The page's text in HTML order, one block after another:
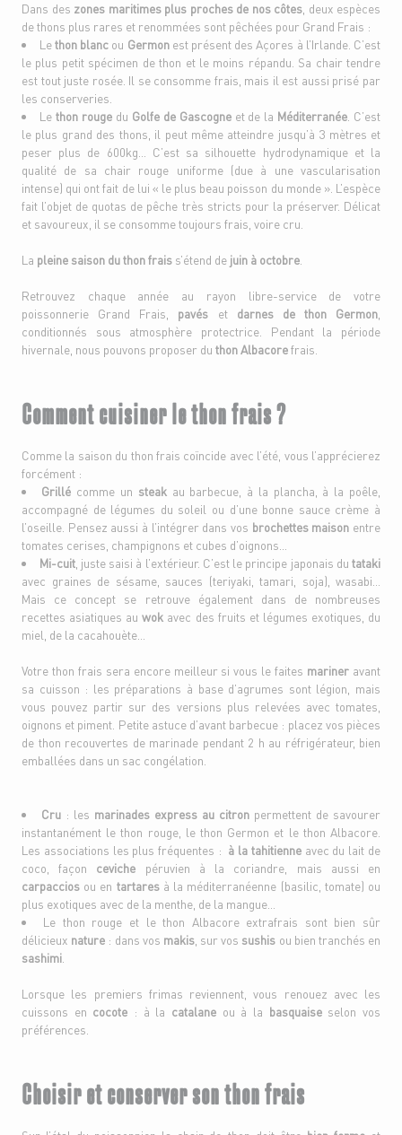
Dans des zones maritimes plus proches de nos côtes , deux espèces
de thons plus rares et renommées sont pêchées pour Grand Frais :
Lethon blanc ou Germon est présent des Açores à l’Irlande. C’est
le plus petit spécimen de thon et le moins répandu. Sa chair tendre
est tout juste rosée. Il se consomme frais, mais il est aussi prisé par
les conserveries.
Lethon rouge du Golfe de Gascogneet de la Méditerranée . C’est
le plus grand des thons, il peut même atteindre jusqu’à 3 mètres et
peser plus de 600kg… C’est sa silhouette hydrodynamique et la
qualité de sa chair rouge uniforme (due à une vascularisation
intense) qui ont fait de lui « le plus beau poisson du monde ». L’espèce
fait l’objet de quotas de pêche très stricts pour la préserver. Délicat
et savoureux, il se consomme toujours frais, voire cru.
La pleine saison du thon frais s’étend de juin à octobre
Retrouvez chaque année au rayon libre-service de votre
poissonnerie Grand Frais, pavés et darnes de thon Germon
conditionnés sous atmosphère protectrice. Pendant la période
hivernale, nous pouvons proposer du thon Albacorefrais.
Comment cuisiner le thon frais ?
Comme la saison du thon frais coïncide avec l’été, vous l’apprécierez
forcément :
Grillé comme un steak au barbecue, à la plancha, à la poêle,
accompagné de légumes du soleil ou d’une bonne sauce crème à
l’oseille. Pensez aussi à l’intégrer dans vos brochettes maison entre
tomates cerises, champignons et cubes d’oignons...
Mi-cuit, juste saisi à l’extérieur. C’est le principe japonais du tataki
avec graines de sésame, sauces (teriyaki, tamari, soja), wasabi…
Mais ce concept se retrouve également dans de nombreuses
recettes asiatiques auwok avec des fruits et légumes exotiques, du
miel, de la cacahouète…
Votre thon frais sera encore meilleur si vous le faites mariner avant
sa cuisson : les préparations à base d’agrumes sont légion, mais
vous pouvez partir sur des versions plus relevées avec tomates,
oignons et piment. Petite astuce d’avant barbecue : placez vos pièces
de thon recouvertes de marinade pendant 2 h au réfrigérateur, bien
emballées dans un sac congélation.
Cru : les marinades express au citronpermettent de savourer
instantanément le thon rouge, le thon Germon et le thon Albacore.
Les associations les plus fréquentes : à la tahitienneavec du lait de
coco, façon ceviche péruvien à la coriandre, mais aussi en
carpaccios ou en tartares à la méditerranéenne (basilic, tomate) ou
plus exotiques avec de la menthe, de la mangue…
Le thon rouge et le thon Albacore extrafrais sont bien sûr
délicieux nature : dans vos makis, sur vos sushis ou bien tranchés en
sashimi
Lorsque les premiers frimas reviennent, vous renouez avec les
cuissons en cocote : à la catalane ou à la basquaise selon vos
préférences.
Choisir et conserver son thon frais